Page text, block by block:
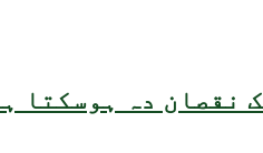
نقصان دہ ہوسکتا